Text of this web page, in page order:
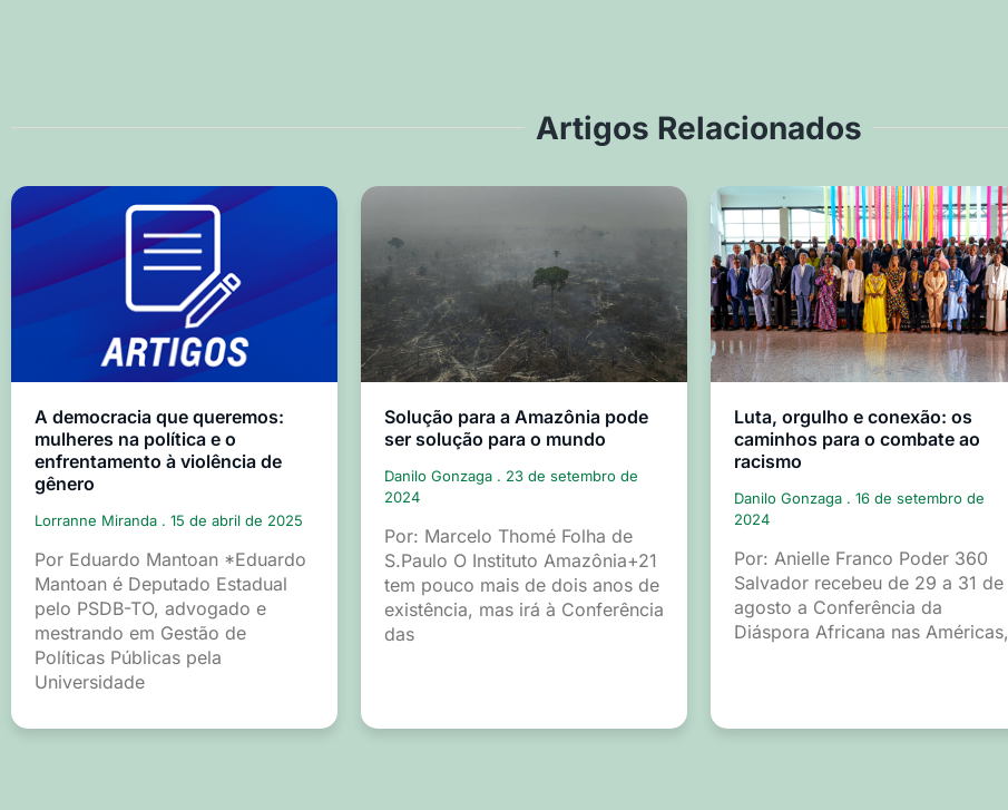
Artigos Relacionados
A democracia que queremos:
mulheres na política e o
enfrentamento à violência de
gênero
Lorranne Miranda 15 de abril de 2025
Por Eduardo Mantoan *Eduardo
Mantoan é Deputado Estadual
pelo PSDB-TO, advogado e
mestrando em Gestão de
Políticas Públicas pela
Universidade
Solução para a Amazônia pode
ser solução para o mundo
Danilo Gonzaga
23 de setembro de
2024
Por: Marcelo Thomé Folha de
S.Paulo O Instituto Amazônia+21
tem pouco mais de dois anos de
existência, mas irá à Conferência
das
Luta, orgulho e conexão: os
caminhos para o combate ao
racismo
Danilo Gonzaga
16 de setembro de
2024
Por: Anielle Franco Poder 360
Salvador recebeu de 29 a 31 de
agosto a Conferência da
Diáspora Africana nas Américas,